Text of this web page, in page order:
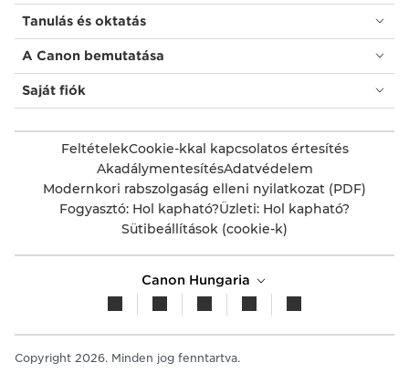
Tanulás és oktatás
A Canon bemutatása
Saját fiók
FeltételekCookie-kkal kapcsolatos értesítés
AkadálymentesítésAdatvédelem
Modernkori rabszolgaság elleni nyilatkozat (PDF)
Fogyasztó: Hol kapható?Üzleti: Hol kapható?
Sütibeállítások (cookie-k)
Canon Hungaria
Copyright 2026. Minden jog fenntartva.